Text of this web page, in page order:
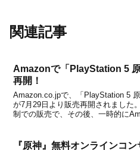
関連記事
Amazonで「PlayStation 5
再開！
Amazon.co.jpで、「PlayStation 5
が7月29日より販売再開されました
制での販売で、その後、一時的に
『原神』無料オンラインコ